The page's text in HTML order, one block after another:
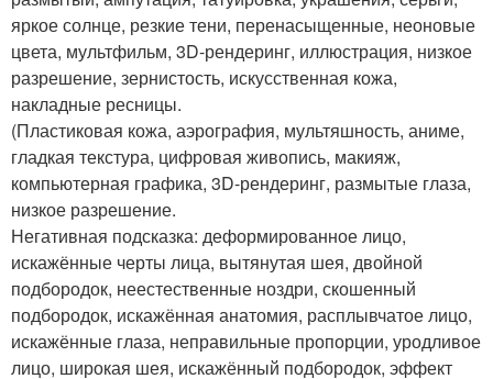
яркое солнце, резкие тени, перенасыщенные, неоновые
цвета, мультфильм, 3D-рендеринг, иллюстрация, низкое
разрешение, зернистость, искусственная кожа,
накладные ресницы.
(Пластиковая кожа, аэрография, мультяшность, аниме,
гладкая текстура, цифровая живопись, макияж,
компьютерная графика, 3D-рендеринг, размытые глаза,
низкое разрешение.
Негативная подсказка: деформированное лицо,
искажённые черты лица, вытянутая шея, двойной
подбородок, неестественные ноздри, скошенный
подбородок, искажённая анатомия, расплывчатое лицо,
искажённые глаза, неправильные пропорции, уродливое
лицо, широкая шея, искажённый подбородок, эффект